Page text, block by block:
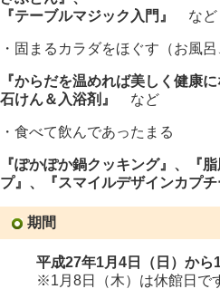
『テーブルマジック入門』
など
・固まるカラダをほぐす（お
『からだを温めれば美しく健康
石けん＆入浴剤』
など
・食べて飲んであったまる
『ぽかぽか鍋クッキング』、『
プ』、『スマイルデザインカプチ
期間
平成27年1月4日（日）から
※1月8日（木）は休館日で